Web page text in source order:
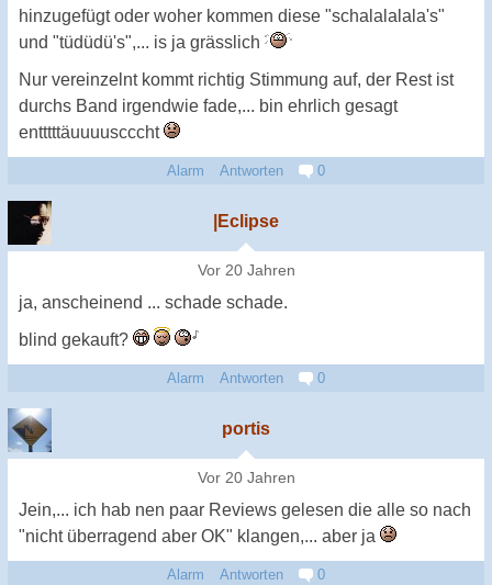
hinzugefügt oder woher kommen diese "schalalalala's"
und "tüdüdü's",... is ja grässlich
Nur vereinzelnt kommt richtig Stimmung auf, der Rest ist
durchs Band irgendwie fade,... bin ehrlich gesagt
entttttäuuuuscccht
Alarm Antworten 0
|Eclipse
Vor 20 Jahren
ja, anscheinend ... schade schade.
blind gekauft?
Alarm Antworten 0
portis
Vor 20 Jahren
Jein,... ich hab nen paar Reviews gelesen die alle so nach
"nicht überragend aber OK" klangen,... aber ja
Alarm Antworten 0